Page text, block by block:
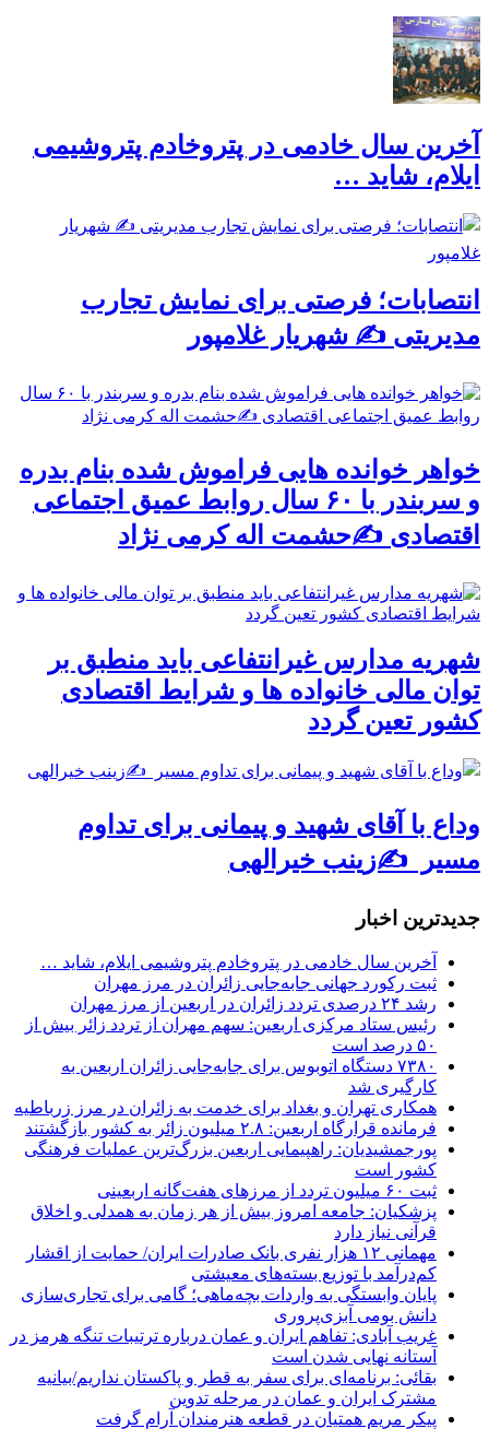
آخرین سال خادمی در پتروخادم پتروشیمی
ایلام، شاید …
انتصابات؛ فرصتی برای نمایش تجارب
مدیریتی ✍ شهریار غلامپور
خواهر خوانده هایی فراموش شده بنام بدره
و سربندر با ۶۰ سال روابط عمیق اجتماعی
اقتصادی ✍حشمت اله کرمی نژاد
شهریه مدارس غیرانتفاعی باید منطبق بر
توان مالی خانواده ها و شرایط اقتصادی
کشور تعین گردد
وداع با آقای شهید و پیمانی برای تداوم
مسیر ✍زینب خیرالهی
جديدترين اخبار
آخرین سال خادمی در پتروخادم پتروشیمی ایلام، شاید …
ثبت رکورد جهانی جابه‌جایی زائران در مرز مهران
رشد ۲۴ درصدی تردد زائران در اربعین از مرز مهران
رئیس ستاد مرکزی اربعین: سهم مهران از تردد زائر بیش از
۵۰ درصد است
۷۳۸۰ دستگاه اتوبوس برای جابه‌جایی زائران اربعین به‌
کارگیری شد
همکاری تهران و بغداد برای خدمت به زائران در مرز زرباطیه
فرمانده قرارگاه اربعین: ۲.۸ میلیون زائر به کشور بازگشتند
پورجمشیدیان: راهپیمایی اربعین بزرگ‌ترین عملیات فرهنگی
کشور است
ثبت ۶۰ میلیون تردد از مرزهای هفت‌گانه اربعینی
پزشکیان: جامعه امروز بیش از هر زمان به همدلی و اخلاق
قرآنی نیاز دارد
مهمانی ۱۲ هزار نفری بانک صادرات ایران/ حمایت از اقشار
کم‌درآمد با توزیع بسته‌های معیشتی
پایان وابستگی به واردات بچه‌ماهی؛ گامی برای تجاری‌سازی
دانش بومی آبزی‌پروری
غریب آبادی: تفاهم ایران و عمان درباره ترتیبات تنگه هرمز در
آستانه نهایی شدن است
بقائی: برنامه‌ای برای سفر به قطر و پاکستان نداریم/بیانیه
مشترک ایران و عمان در مرحله تدوین
پیکر مریم همتیان در قطعه هنرمندان آرام گرفت